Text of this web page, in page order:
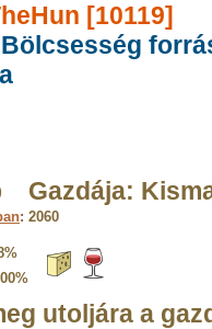
[10119]
Gazdája:
: 2060
utoljára a